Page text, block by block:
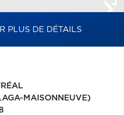
PLUS DE DÉTAILS
MAISONNEUVE)